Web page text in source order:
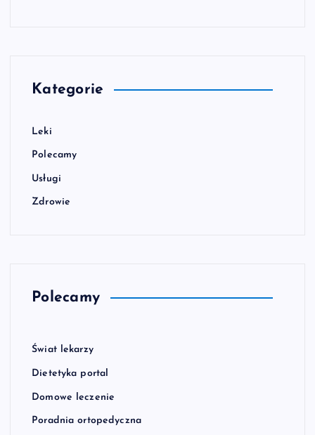
Kategorie
Leki
Polecamy
Usługi
Zdrowie
Polecamy
Świat lekarzy
Dietetyka portal
Domowe leczenie
Poradnia ortopedyczna